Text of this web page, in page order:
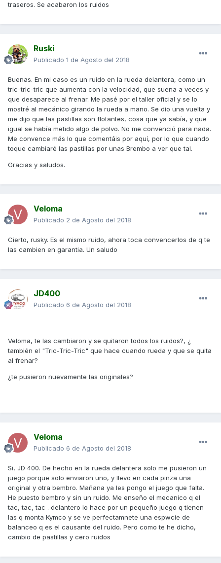
traseros. Se acabaron los ruidos
Ruski
Publicado 1 de Agosto del 2018
Buenas. En mi caso es un ruido en la rueda delantera, como un
tric-tric-tric que aumenta con la velocidad, que suena a veces y
que desaparece al frenar. Me pasé por el taller oficial y se lo
mostré al mecánico girando la rueda a mano. Se dio una vuelta y
me dijo que las pastillas son flotantes, cosa que ya sabía, y que
igual se había metido algo de polvo. No me convenció para nada.
Me convence más lo que comentáis por aquí, por lo que cuando
toque cambiaré las pastillas por unas Brembo a ver que tal.
Gracias y saludos.
Veloma
Publicado 2 de Agosto del 2018
Cierto, rusky. Es el mismo ruido, ahora toca convencerlos de q te
las cambien en garantia. Un saludo
JD400
Publicado 6 de Agosto del 2018
Veloma, te las cambiaron y se quitaron todos los ruidos?, ¿
también el "Tric-Tric-Tric" que hace cuando rueda y que se quita
al frenar?
¿te pusieron nuevamente las originales?
Veloma
Publicado 6 de Agosto del 2018
Si, JD 400. De hecho en la rueda delantera solo me pusieron un
juego porque solo enviaron uno, y llevo en cada pinza una
original y otra bembro. Mañana ya les pongo el juego que falta.
He puesto bembro y sin un ruido. Me enseño el mecanico q el
tac, tac, tac . delantero lo hace por un pequeño juego q tienen
las q monta Kymco y se ve perfectamnete una espwcie de
balanceo q es el causante del ruido. Pero como te he dicho,
cambio de pastillas y cero ruidos